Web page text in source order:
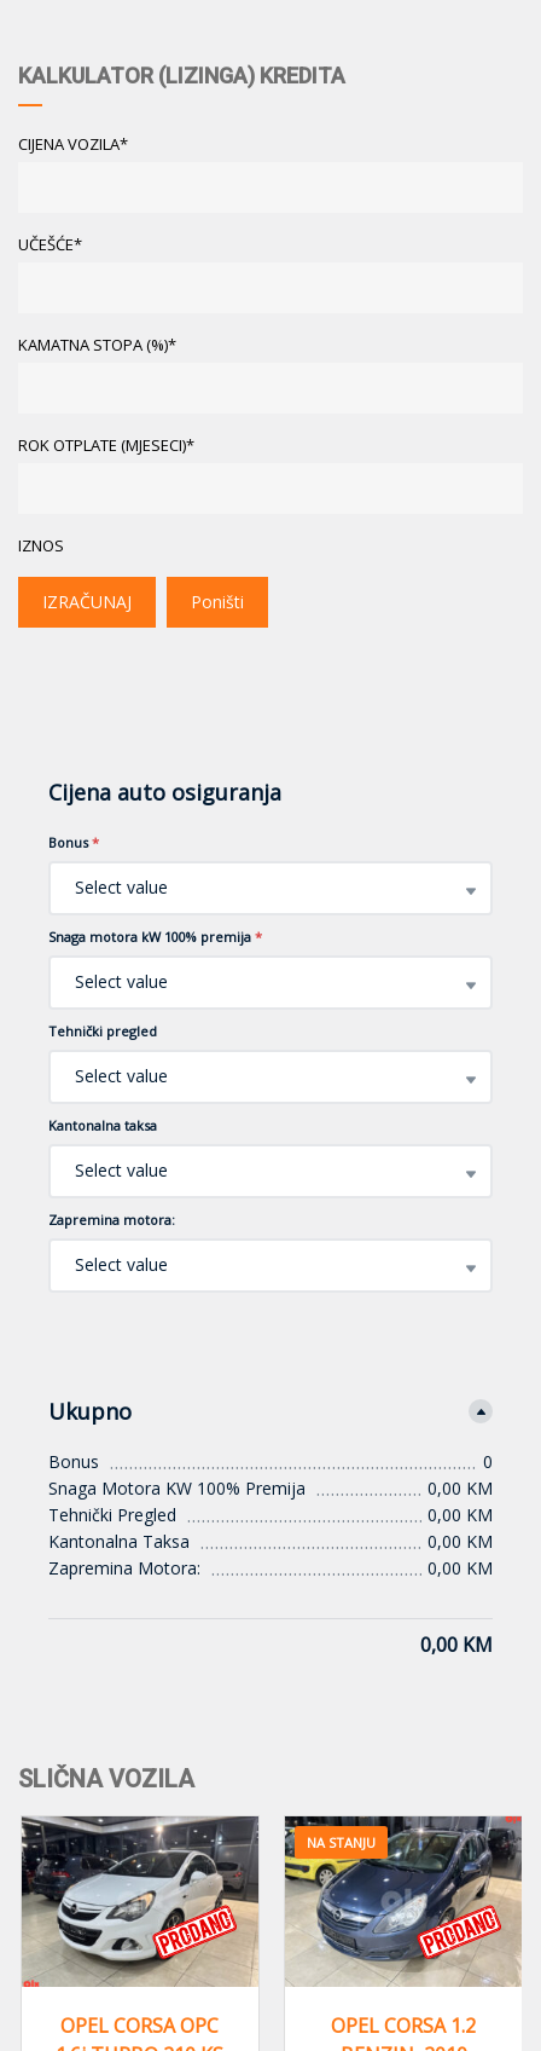
KALKULATOR (LIZINGA) KREDITA
CIJENA VOZILA*
UČEŠĆE*
KAMATNA STOPA (%)*
ROK OTPLATE (MJESECI)*
IZNOS
IZRAČUNAJ Poništi
Cijena auto osiguranja
Bonus *
Select value
Snaga motora kW 100% premija *
Select value
Tehnički pregled
Select value
Kantonalna taksa
Select value
Zapremina motora:
Select value
Ukupno
Bonus
0
Snaga Motora KW 100% Premija
0,00 KM
Tehnički Pregled
0,00 KM
Kantonalna Taksa
0,00 KM
Zapremina Motora:
0,00 KM
0,00 KM
SLIČNA VOZILA
OPEL CORSA OPC
NA STANJU
OPEL CORSA 1.2